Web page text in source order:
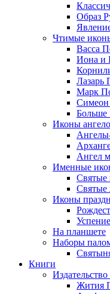
Образ
Чтимые
Васса
Иона и
Лазарь
Марк
Симеон
Больше
Иконы
Ангел
Именные
Святые
Иконы
На планшете
Наборы
Книги
Жития